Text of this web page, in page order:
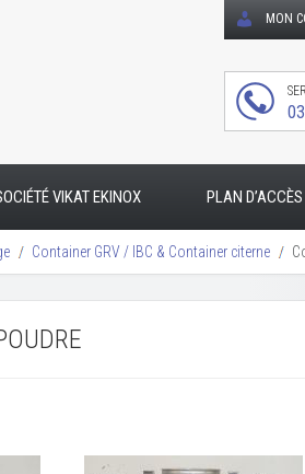
VIKAT EKINOX PLAN D’ACCÈS
Container GRV / IBC & Container citerne
MON